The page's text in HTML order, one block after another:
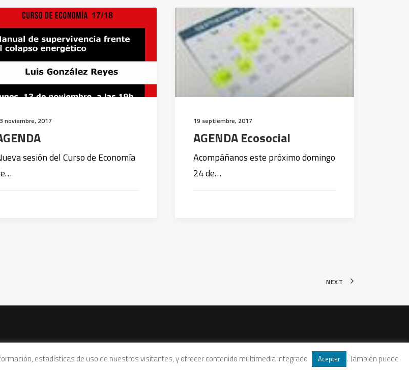
noviembre, 2017
sesión del Curso de Economía
19 septiembre, 2017
AGENDA Ecosocial
Acompáñanos este próximo domingo
24 de…
NEXT
cookies|Condiciones legales de venta
estadísticas de uso de nuestros visitantes, y ofrecer contenido multimedia integrado Aceptar . También puede